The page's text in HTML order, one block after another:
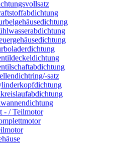
satz
- / Teilmotor